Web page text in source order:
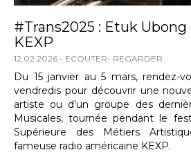
#Trans2025 : Etuk Ubong
KEXP
12.02.2026 ECOUTER REGARDER
Du 15 janvier au 5 mars, rendez-
vendredis pour découvrir une
artiste ou d’un groupe des
Musicales, tournée pendant le
Supérieure des Métiers
fameuse radio américaine KEXP.